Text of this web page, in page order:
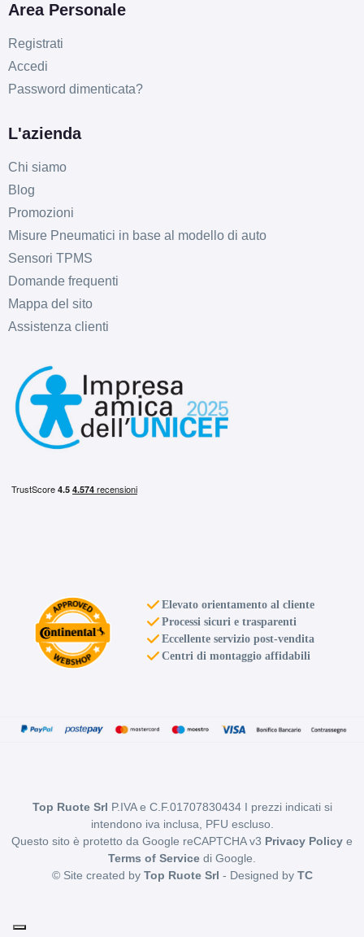
Area Personale
Registrati
Accedi
Password dimenticata?
L'azienda
Chi siamo
Blog
Promozioni
Misure Pneumatici in base al modello di auto
Sensori TPMS
Domande frequenti
Mappa del sito
Assistenza clienti
Elevato orientamento al cliente
Processi sicuri e trasparenti
Eccellente servizio post-vendita
Centri di montaggio affidabili
Top Ruote Srl P.IVA e C.F.01707830434 I prezzi indicati si
intendono iva inclusa, PFU escluso.
Questo sito è protetto da Google reCAPTCHA v3 Privacy Policy e
Terms of Service di Google.
© Site created by Top Ruote Srl - Designed by TC